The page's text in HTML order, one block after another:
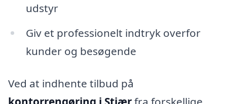
udstyr
Giv et professionelt indtryk overfor
kunder og besøgende
Ved at indhente tilbud på